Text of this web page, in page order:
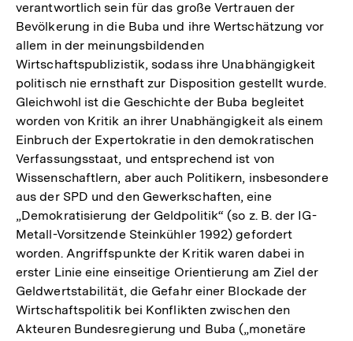
verantwortlich sein für das große Vertrauen der
Bevölkerung in die Buba und ihre Wertschätzung vor
allem in der meinungsbildenden
Wirtschaftspublizistik, sodass ihre Unabhängigkeit
politisch nie ernsthaft zur Disposition gestellt wurde.
Gleichwohl ist die Geschichte der Buba begleitet
worden von Kritik an ihrer Unabhängigkeit als einem
Einbruch der Expertokratie in den demokratischen
Verfassungsstaat, und entsprechend ist von
Wissenschaftlern, aber auch Politikern, insbesondere
aus der SPD und den Gewerkschaften, eine
„Demokratisierung der Geldpolitik“ (so z. B. der IG-
Metall-Vorsitzende Steinkühler 1992) gefordert
worden. Angriffspunkte der Kritik waren dabei in
erster Linie eine einseitige Orientierung am Ziel der
Geldwertstabilität, die Gefahr einer Blockade der
Wirtschaftspolitik bei Konflikten zwischen den
Akteuren Bundesregierung und Buba („monetäre